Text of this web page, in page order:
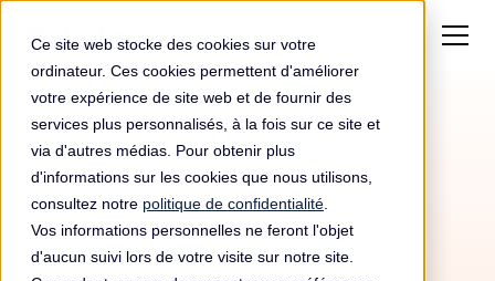
Ce site web stocke des cookies sur votre
ordinateur. Ces cookies permettent d'améliorer
votre expérience de site web et de fournir des
services plus personnalisés, à la fois sur ce site et
via d'autres médias. Pour obtenir plus
d'informations sur les cookies que nous utilisons,
consultez notre politique de confidentialité
Vos informations personnelles ne feront l'objet
d'aucun suivi lors de votre visite sur notre site.